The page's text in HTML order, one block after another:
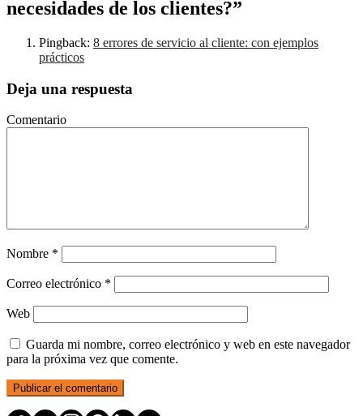
necesidades de los clientes?”
Pingback: 8 errores de servicio al cliente: con ejemplos
prácticos
Deja una respuesta
Comentario
Nombre *
Correo electrónico *
Web
Guarda mi nombre, correo electrónico y web en este navegador
para la próxima vez que comente.